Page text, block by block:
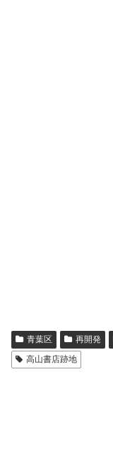
青葉区 再開発
高山書店跡地